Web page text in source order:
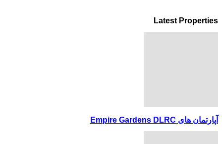
Latest Properties
آپارتمان های Empire Gardens DLRC